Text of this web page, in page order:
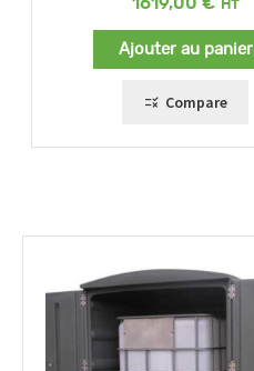
Ajouter au panier
Compare